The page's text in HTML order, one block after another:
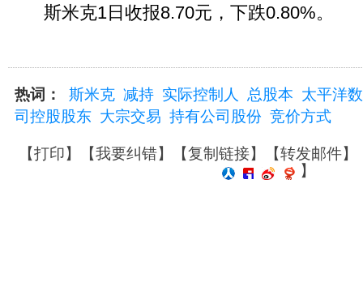
斯米克1日收报8.70元，下跌0.80%。
热词： 斯米克 减持 实际控制人 总股本 太平洋
司控股股东 大宗交易 持有公司股份 竞价方式
【打印】【我要纠错】【复制链接】【转发邮件】
】